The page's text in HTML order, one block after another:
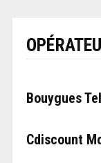
Bouygues
Cdiscount